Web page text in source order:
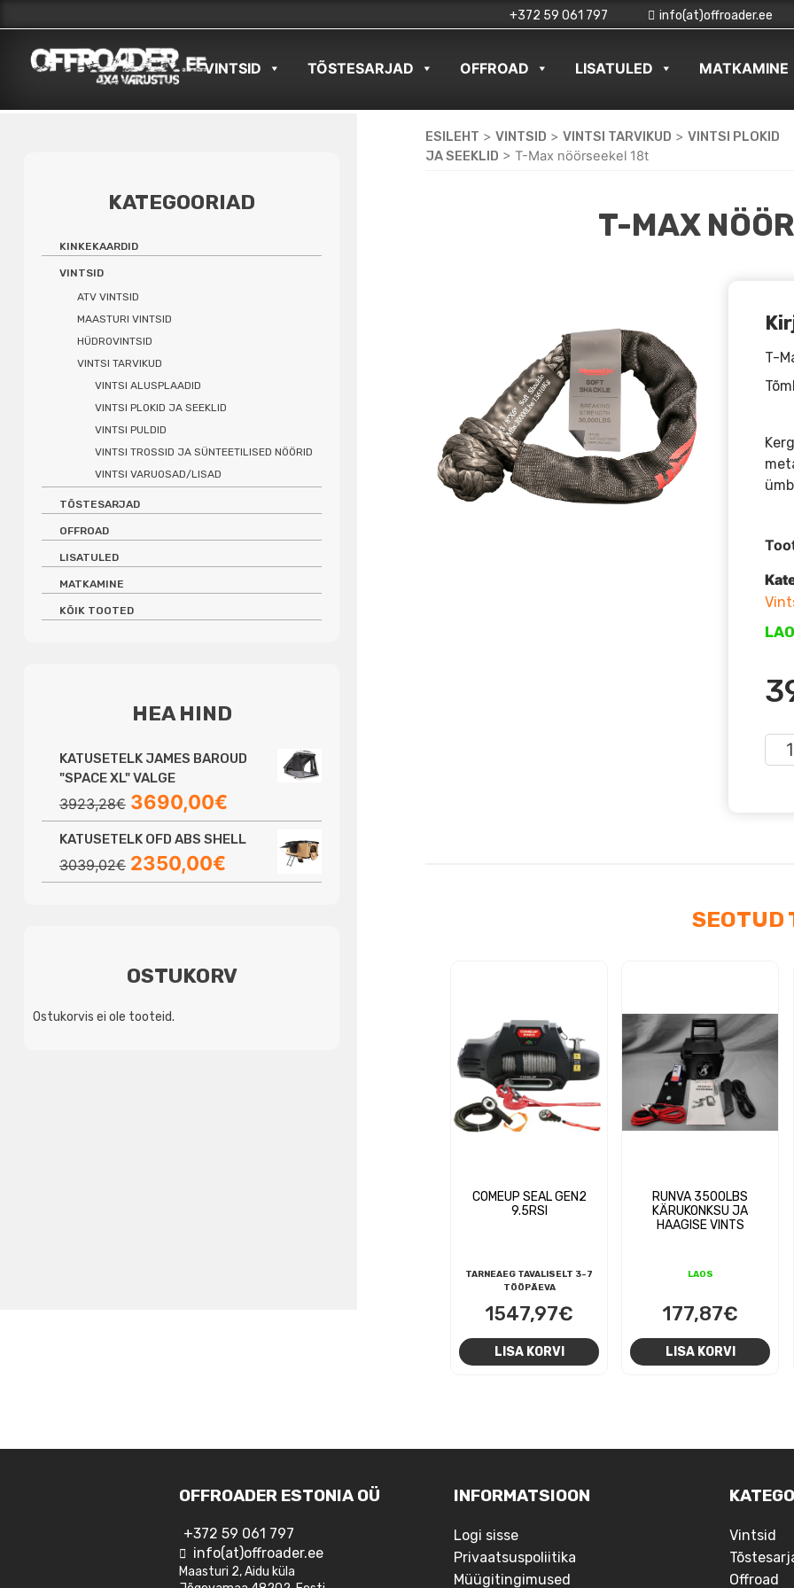
content
+372 59 061 797 info(at)offroader.ee
VINTSID TÕSTESARJAD OFFROAD LISATULED MATKAMINE
ESILEHT >VINTSID >VINTSI TARVIKUD >VINTSI PLOKID
JA SEEKLID >T-Max nöörseekel 18t
T-MAX
T-
T-
Max
SEOTUD
COMEUP SEAL GEN2
9.5RSI
TARNEAEG TAVALISELT 3-7
TÖÖPÄEVA
1547,97€
LISA KORVI
RUNVA 3500LBS
KÄRUKONKSU JA
HAAGISE VINTS
LAOS
177,87€
LISA KORVI
KATEGOORIAD
KINKEKAARDID
VINTSID
ATV VINTSID
MAASTURI VINTSID
HÜDROVINTSID
VINTSI TARVIKUD
VINTSI ALUSPLAADID
VINTSI PLOKID JA SEEKLID
VINTSI PULDID
VINTSI TROSSID JA SÜNTEETILISED NÖÖRID
VINTSI VARUOSAD/LISAD
TÕSTESARJAD
OFFROAD
LISATULED
MATKAMINE
KÕIK TOOTED
HEA HIND
KATUSETELK JAMES BAROUD
"SPACE XL" VALGE
3923,28€ Algne
hind
oli:
3923,28€.
3690,00€Praegune
hind
on:
3690,00€.
KATUSETELK OFD ABS SHELL
3039,02€ Algne
hind
2350,00€Praegune
hind
OSTUKORV
Ostukorvis ei ole tooteid.
OFFROADER ESTONIA OÜ
+372 59 061 797
info(at)offroader.ee
Maasturi 2, Aidu küla
INFORMATSIOON
Logi sisse
Privaatsuspoliitika
Müügitingimused
Vintsid
Offroad